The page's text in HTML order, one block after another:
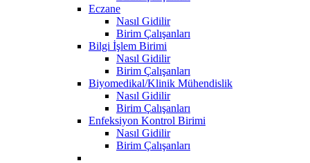
Eczane
Nasıl Gidilir
Birim Çalışanları
Bilgi İşlem Birimi
Nasıl Gidilir
Birim Çalışanları
Biyomedikal/Klinik Mühendislik
Nasıl Gidilir
Birim Çalışanları
Enfeksiyon Kontrol Birimi
Nasıl Gidilir
Birim Çalışanları